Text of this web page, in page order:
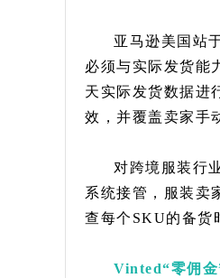
亚马逊美国站
必须与实际发货能
天实际发货数据进
效，并覆盖卖家手
对跨境服装行
系统接管，服装卖
查每个SKU的备货
Vinted“零佣金